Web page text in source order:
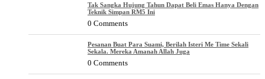
Tak Sangka Hujung Tahun Dapat Beli Emas Hanya Dengan
Teknik Simpan RM5 Ini
0 Comments
Pesanan Buat Para Suami, Berilah Isteri Me Time Sekali
Sekala. Mereka Amanah Allah Juga
0 Comments